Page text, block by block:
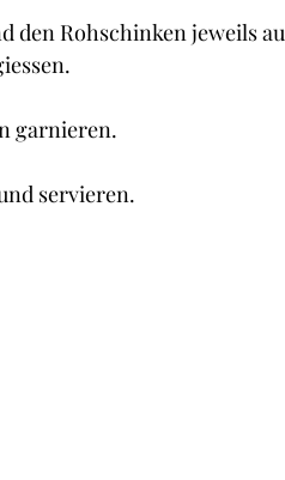
den Rohschinken jeweils
garnieren.
servieren.